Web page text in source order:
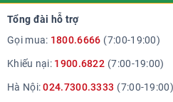
Tổng đài hỗ trợ
Gọi mua: 1800.6666 (7:00-19:00)
Khiếu nại: 1900.6822 (7:00-19:00)
Hà Nội:024.7300.3333 (7:00-19:00)